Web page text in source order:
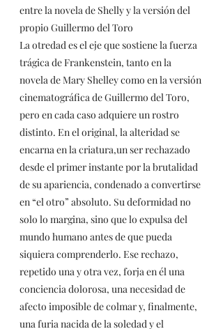
entre la novela de Shelly y la versión del
propio Guillermo del Toro
La otredad es el eje que sostiene la fuerza
trágica de Frankenstein, tanto en la
novela de Mary Shelley como en la versión
cinematográfica de Guillermo del Toro,
pero en cada caso adquiere un rostro
distinto. En el original, la alteridad se
encarna en la criatura,un ser rechazado
desde el primer instante por la brutalidad
de su apariencia, condenado a convertirse
en “el otro” absoluto. Su deformidad no
solo lo margina, sino que lo expulsa del
mundo humano antes de que pueda
siquiera comprenderlo. Ese rechazo,
repetido una y otra vez, forja en él una
conciencia dolorosa, una necesidad de
afecto imposible de colmar y, finalmente,
una furia nacida de la soledad y el